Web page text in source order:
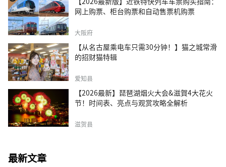
网上购票、柜台购票和自动售票机购票
大阪府
【从名古屋乘电车只需30分钟！】猫之城常滑
的招财猫特辑
爱知县
【2026最新】琵琶湖烟火大会&滋賀4大花火
节！时间表、亮点与观赏攻略全解析
滋贺县
最新文章